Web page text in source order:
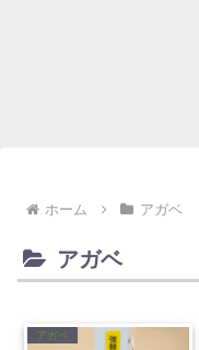
ホーム アガベ
アガベ
アガベ